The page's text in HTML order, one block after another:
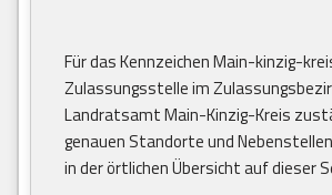
Für das Kennzeichen Main-kinzig-
Zulassungsstelle im
Landratsamt Main-Kinzig-Kreis
genauen Standorte und
in der örtlichen Übersicht auf dieser